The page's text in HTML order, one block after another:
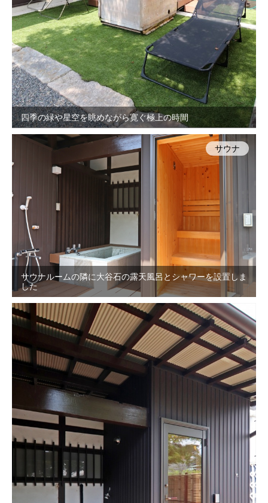
四季の緑や星空を眺めながら寛ぐ極上の時間
サウナルームの隣に大谷石の露天風呂とシャワーを設置しま
した
サウナ